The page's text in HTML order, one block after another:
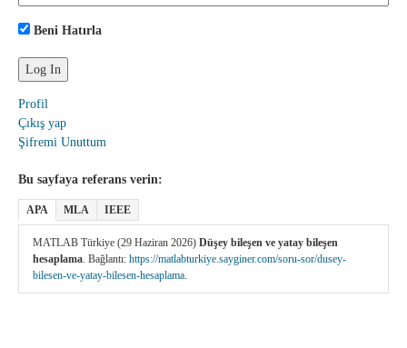
Beni Hatırla
Profil
Çıkış yap
Şifremi Unuttum
Bu sayfaya referans verin:
APA MLA IEEE
MATLAB Türkiye (29 Haziran 2026) Düşey bileşen ve yatay bileşen
hesaplama . Bağlantı: https://matlabturkiye.sayginer.com/soru-sor/dusey-
bilesen-ve-yatay-bilesen-hesaplama